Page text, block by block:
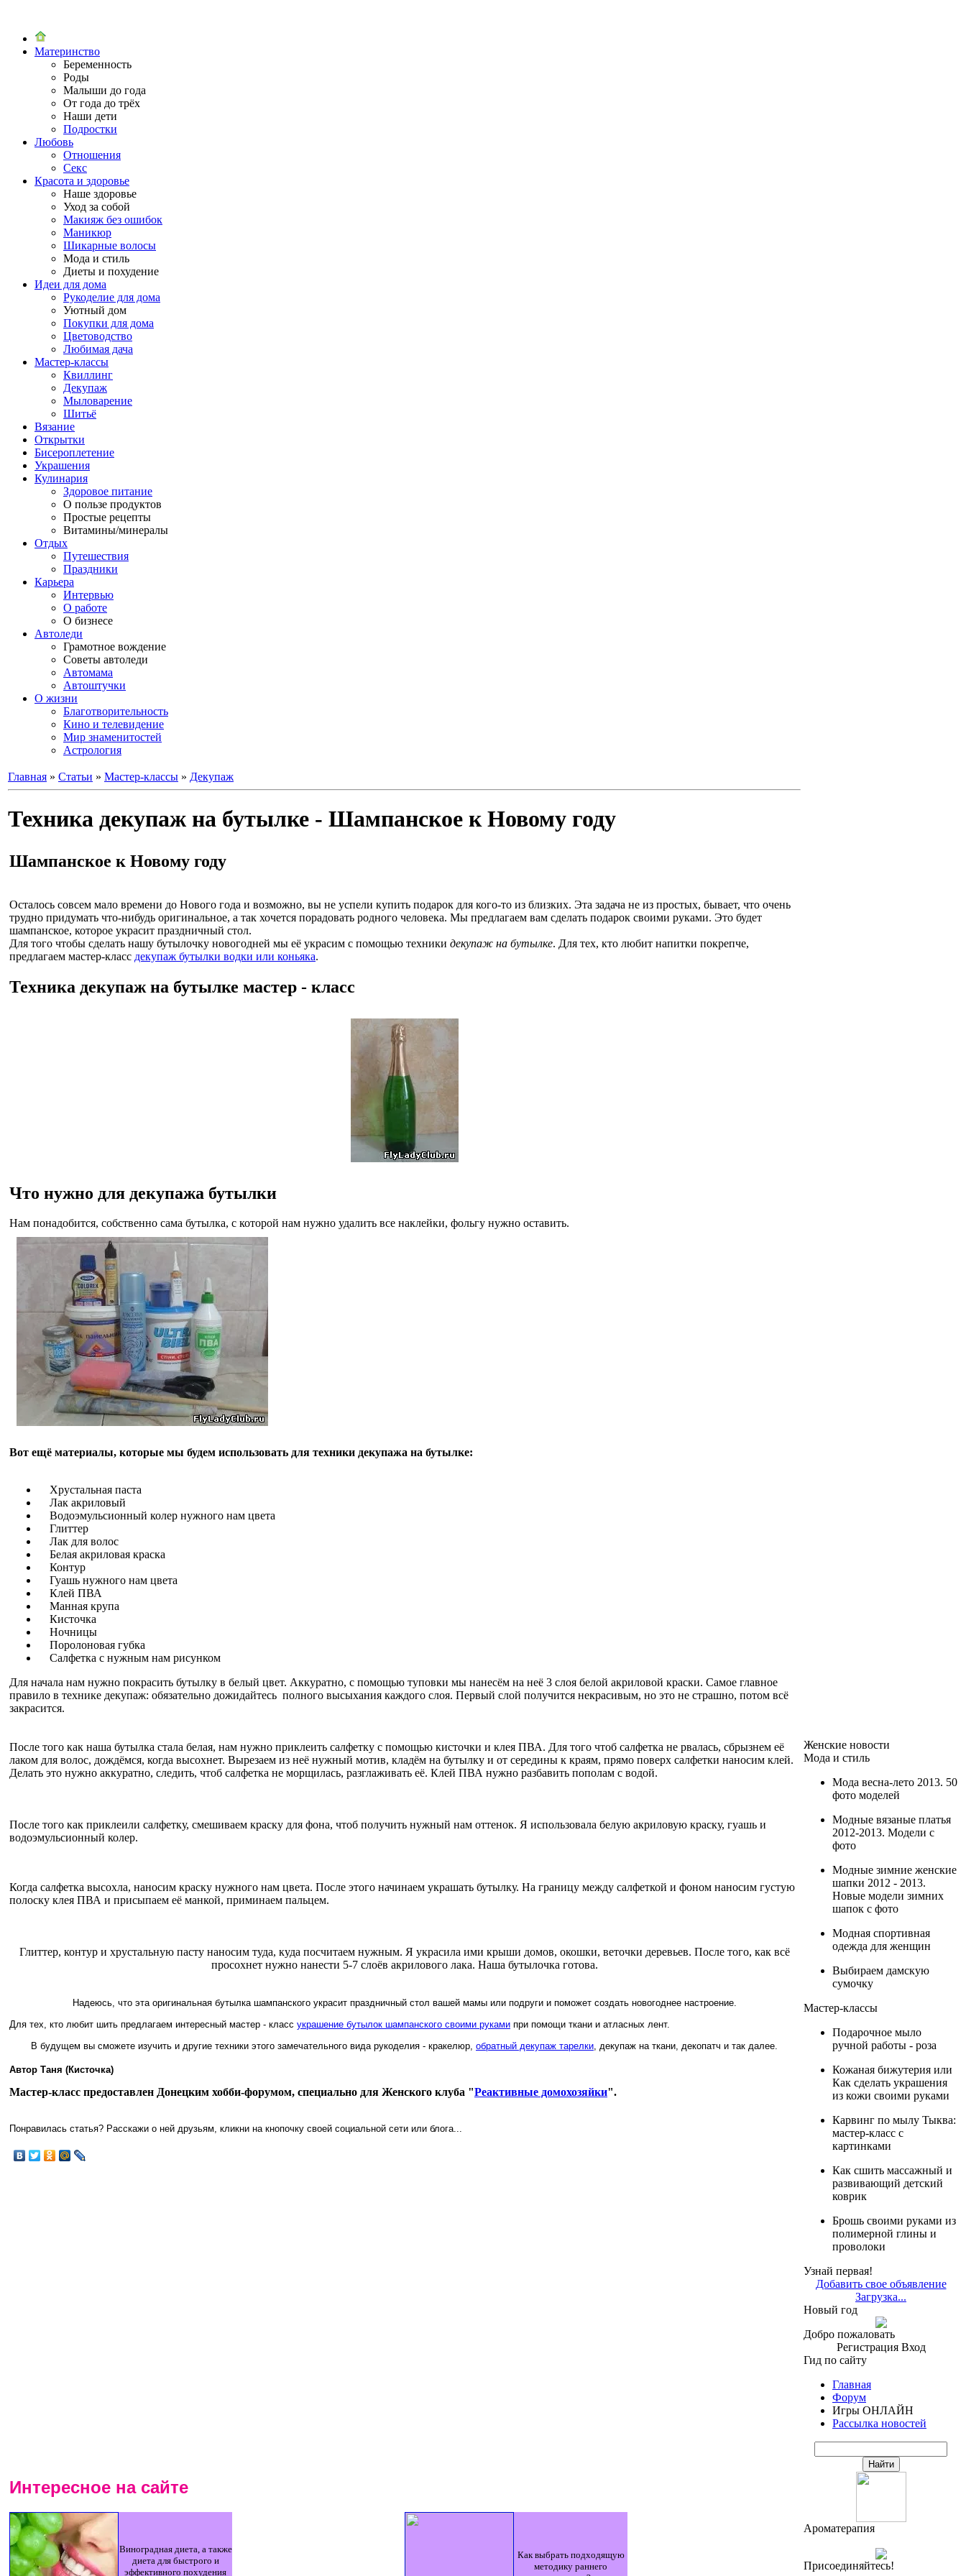
Материнство
Беременность
Роды
Малыши до года
От года до трёх
Наши дети
Подростки
Любовь
Отношения
Секс
Красота и здоровье
Наше здоровье
Уход за собой
Макияж без ошибок
Маникюр
Шикарные волосы
Мода и стиль
Диеты и похудение
Идеи для дома
Рукоделие для дома
Уютный дом
Покупки для дома
Цветоводство
Любимая дача
Мастер-классы
Квиллинг
Декупаж
Мыловарение
Шитьё
Вязание
Открытки
Бисероплетение
Украшения
Кулинария
Здоровое питание
О пользе продуктов
Простые рецепты
Витамины/минералы
Отдых
Путешествия
Праздники
Карьера
Интервью
О работе
О бизнесе
Автоледи
Грамотное вождение
Советы автоледи
Автомама
Автоштучки
О жизни
Благотворительность
Кино и телевидение
Мир знаменитостей
Астрология
Главная » Статьи » Мастер-классы » Декупаж
Техника декупаж на бутылке - Шампанское к Новому году
Шампанское к Новому году
Осталось совсем мало времени до Нового года и возможно, вы не успели купить подарок для кого-то из близких. Эта задача не из простых, бывает, что очень
трудно придумать что-нибудь оригинальное, а так хочется порадовать родного человека. Мы предлагаем вам сделать подарок своими руками. Это будет
шампанское, которое украсит праздничный стол.
Для того чтобы сделать нашу бутылочку новогодней мы её украсим с помощью техники декупаж на бутылке. Для тех, кто любит напитки покрепче,
предлагаем мастер-класс декупаж бутылки водки или коньяка.
Техника декупаж на бутылке мастер - класс
Что нужно для декупажа бутылки
Нам понадобится, собственно сама бутылка, с которой нам нужно удалить все наклейки, фольгу нужно оставить.
Вот ещё материалы, которые мы будем использовать для техники декупажа на бутылке:
Хрустальная паста
Лак акриловый
Водоэмульсионный колер нужного нам цвета
Глиттер
Лак для волос
Белая акриловая краска
Контур
Гуашь нужного нам цвета
Клей ПВА
Манная крупа
Кисточка
Ночницы
Поролоновая губка
Салфетка с нужным нам рисунком
Для начала нам нужно покрасить бутылку в белый цвет. Аккуратно, с помощью туповки мы нанесём на неё 3 слоя белой акриловой краски. Самое главное
правило в технике декупаж: обязательно дожидайтесь полного высыхания каждого слоя. Первый слой получится некрасивым, но это не страшно, потом всё
закрасится.
После того как наша бутылка стала белая, нам нужно приклеить салфетку с помощью кисточки и клея ПВА. Для того чтоб салфетка не рвалась, сбрызнем её
лаком для волос, дождёмся, когда высохнет. Вырезаем из неё нужный мотив, кладём на бутылку и от середины к краям, прямо поверх салфетки наносим клей.
Делать это нужно аккуратно, следить, чтоб салфетка не морщилась, разглаживать её. Клей ПВА нужно разбавить пополам с водой.
После того как приклеили салфетку, смешиваем краску для фона, чтоб получить нужный нам оттенок. Я использовала белую акриловую краску, гуашь и
водоэмульсионный колер.
Когда салфетка высохла, наносим краску нужного нам цвета. После этого начинаем украшать бутылку. На границу между салфеткой и фоном наносим густую
полоску клея ПВА и присыпаем её манкой, приминаем пальцем.
Глиттер, контур и хрустальную пасту наносим туда, куда посчитаем нужным. Я украсила ими крыши домов, окошки, веточки деревьев. После того, как всё
просохнет нужно нанести 5-7 слоёв акрилового лака. Наша бутылочка готова.
Надеюсь, что эта оригинальная бутылка шампанского украсит праздничный стол вашей мамы или подруги и поможет создать новогоднее настроение.
Для тех, кто любит шить предлагаем интересный мастер - класс украшение бутылок шампанского своими руками при помощи ткани и атласных лент.
В будущем вы сможете изучить и другие техники этого замечательного вида рукоделия - кракелюр, обратный декупаж тарелки, декупаж на ткани, декопатч и так далее.
Автор Таня (Кисточка)
Мастер-класс предоставлен Донецким хобби-форумом, специально для Женского клуба "Реактивные домохозяйки".
Понравилась статья? Расскажи о ней друзьям, кликни на кнопочку своей социальной сети или блога...
Интересное на сайте
Виноградная диета, а также
диета для быстрого и
эффективного похудения
Как выбрать подходящую
методику раннего
Женские новости
Мода и стиль
Мода весна-лето 2013. 50
фото моделей
Модные вязаные платья
2012-2013. Модели с
фото
Модные зимние женские
шапки 2012 - 2013.
Новые модели зимних
шапок с фото
Модная спортивная
одежда для женщин
Выбираем дамскую
сумочку
Мастер-классы
Подарочное мыло
ручной работы - роза
Кожаная бижутерия или
Как сделать украшения
из кожи своими руками
Карвинг по мылу Тыква:
мастер-класс с
картинками
Как сшить массажный и
развивающий детский
коврик
Брошь своими руками из
полимерной глины и
проволоки
Узнай первая!
Добавить свое объявление
Загрузка...
Новый год
Добро пожаловать
Регистрация Вход
Гид по сайту
Главная
Форум
Игры ОНЛАЙН
Рассылка новостей
Ароматерапия
Присоединяйтесь!